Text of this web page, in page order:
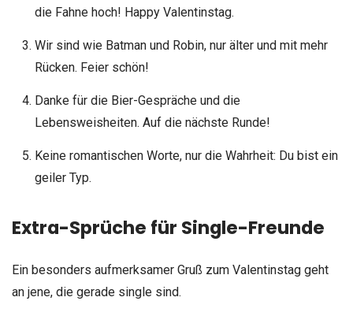
die Fahne hoch! Happy Valentinstag.
Wir sind wie Batman und Robin, nur älter und mit mehr
Rücken. Feier schön!
Danke für die Bier-Gespräche und die
Lebensweisheiten. Auf die nächste Runde!
Keine romantischen Worte, nur die Wahrheit: Du bist ein
geiler Typ.
Extra-Sprüche für Single-Freunde
Ein besonders aufmerksamer Gruß zum Valentinstag geht
an jene, die gerade single sind.